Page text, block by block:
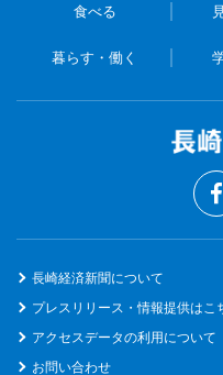
食べる
暮らす・働く
長崎経済新聞について
プレスリリース・情報提供はこ
アクセスデータの利用について
お問い合わせ